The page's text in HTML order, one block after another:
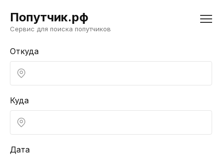
Попутчик.рф
Сервис для поиска попутчиков
Откуда
Куда
Дата